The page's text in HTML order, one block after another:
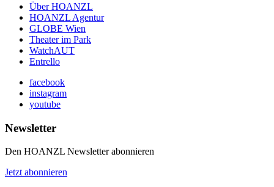
Über HOANZL
HOANZL Agentur
GLOBE Wien
Theater im Park
WatchAUT
Entrello
facebook
instagram
youtube
Newsletter
Den HOANZL Newsletter abonnieren
Jetzt abonnieren